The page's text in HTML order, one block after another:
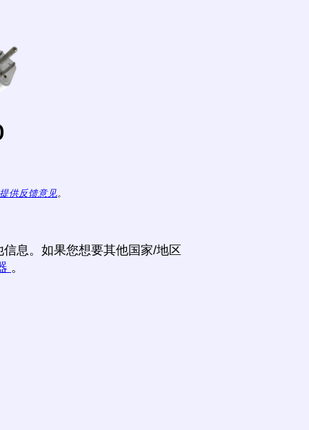
供反馈意见。
息。如果您想要其他国家/地区
。